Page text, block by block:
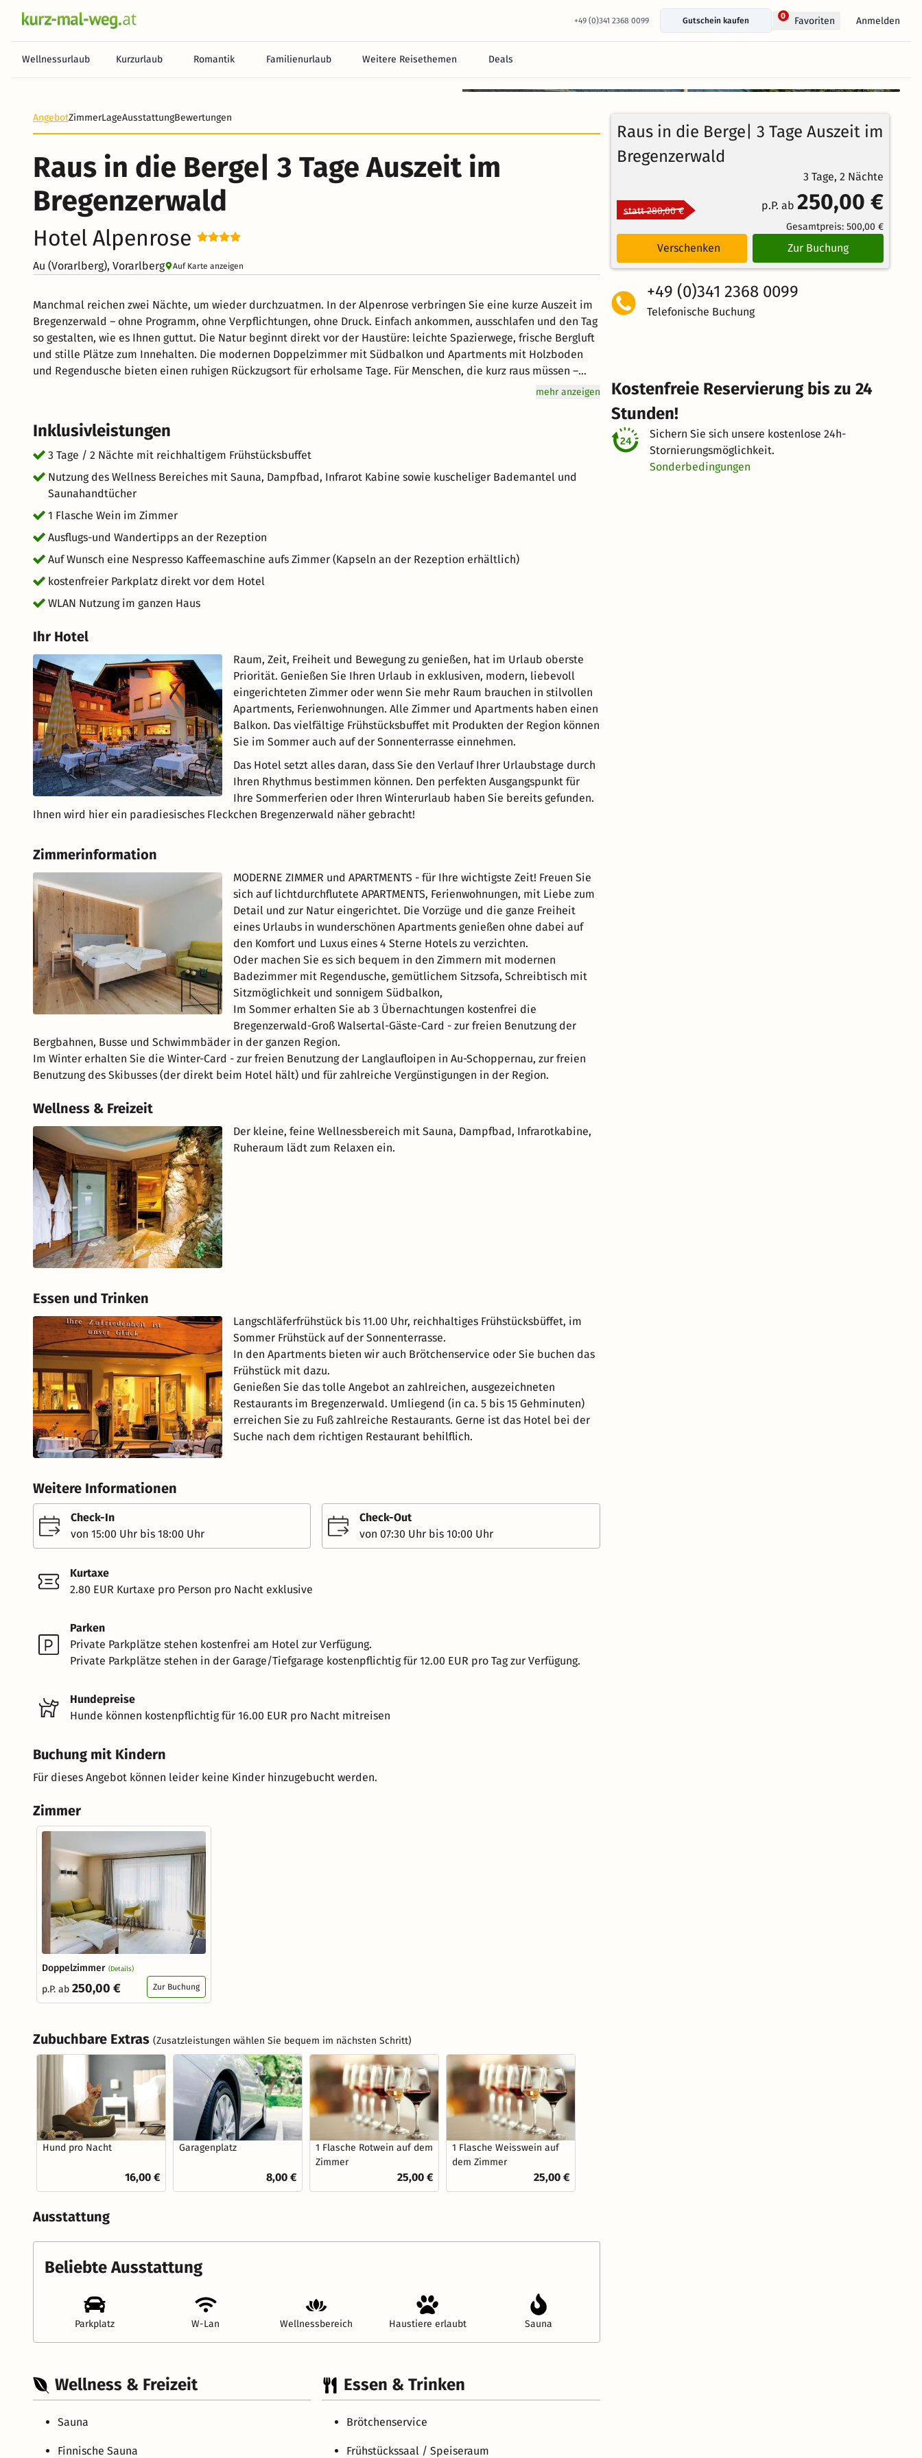
+49 (0)341 2368 0099 Gutschein kaufen
0 Favoriten Anmelden
Wellnessurlaub Kurzurlaub Romantik Familienurlaub Weitere Reisethemen Deals
Heute noch keine Zahlung erforderlich! Zahlen Sie bequem im Hotel. 100%
Weiterempfehlung
Bewertungen
4.5/5
AngebotZimmerLageAusstattungBewertungen
Raus in die Berge| 3 Tage Auszeit im
Bregenzerwald
Hotel Alpenrose
Au (Vorarlberg), Vorarlberg Auf Karte anzeigen
Manchmal reichen zwei Nächte, um wieder durchzuatmen. In der Alpenrose verbringen Sie eine kurze Auszeit im
Bregenzerwald – ohne Programm, ohne Verpflichtungen, ohne Druck. Einfach ankommen, ausschlafen und den Tag
so gestalten, wie es Ihnen guttut. Die Natur beginnt direkt vor der Haustüre: leichte Spazierwege, frische Bergluft
und stille Plätze zum Innehalten. Die modernen Doppelzimmer mit Südbalkon und Apartments mit Holzboden
und Regendusche bieten einen ruhigen Rückzugsort für erholsame Tage. Für Menschen, die kurz raus müssen –
mehr anzeigen
Inklusivleistungen
3 Tage / 2 Nächte mit reichhaltigem Frühstücksbuffet
Nutzung des Wellness Bereiches mit Sauna, Dampfbad, Infrarot Kabine sowie kuscheliger Bademantel und
Saunahandtücher
1 Flasche Wein im Zimmer
Ausflugs-und Wandertipps an der Rezeption
Auf Wunsch eine Nespresso Kaffeemaschine aufs Zimmer (Kapseln an der Rezeption erhältlich)
kostenfreier Parkplatz direkt vor dem Hotel
WLAN Nutzung im ganzen Haus
Ihr Hotel
Raum, Zeit, Freiheit und Bewegung zu genießen, hat im Urlaub oberste
Priorität. Genießen Sie Ihren Urlaub in exklusiven, modern, liebevoll
eingerichteten Zimmer oder wenn Sie mehr Raum brauchen in stilvollen
Apartments, Ferienwohnungen. Alle Zimmer und Apartments haben einen
Balkon. Das vielfältige Frühstücksbuffet mit Produkten der Region können
Sie im Sommer auch auf der Sonnenterrasse einnehmen.
Das Hotel setzt alles daran, dass Sie den Verlauf Ihrer Urlaubstage durch
Ihren Rhythmus bestimmen können. Den perfekten Ausgangspunkt für
Ihre Sommerferien oder Ihren Winterurlaub haben Sie bereits gefunden.
Ihnen wird hier ein paradiesisches Fleckchen Bregenzerwald näher gebracht!
Zimmerinformation
MODERNE ZIMMER und APARTMENTS - für Ihre wichtigste Zeit! Freuen Sie
sich auf lichtdurchflutete APARTMENTS, Ferienwohnungen, mit Liebe zum
Detail und zur Natur eingerichtet. Die Vorzüge und die ganze Freiheit
eines Urlaubs in wunderschönen Apartments genießen ohne dabei auf
den Komfort und Luxus eines 4 Sterne Hotels zu verzichten.
Oder machen Sie es sich bequem in den Zimmern mit modernen
Badezimmer mit Regendusche, gemütlichem Sitzsofa, Schreibtisch mit
Sitzmöglichkeit und sonnigem Südbalkon,
Im Sommer erhalten Sie ab 3 Übernachtungen kostenfrei die
Bregenzerwald-Groß Walsertal-Gäste-Card - zur freien Benutzung der
Bergbahnen, Busse und Schwimmbäder in der ganzen Region.
Im Winter erhalten Sie die Winter-Card - zur freien Benutzung der Langlaufloipen in Au-Schoppernau, zur freien
Benutzung des Skibusses (der direkt beim Hotel hält) und für zahlreiche Vergünstigungen in der Region.
Wellness & Freizeit
Der kleine, feine Wellnessbereich mit Sauna, Dampfbad, Infrarotkabine,
Ruheraum lädt zum Relaxen ein.
Essen und Trinken
Langschläferfrühstück bis 11.00 Uhr, reichhaltiges Frühstücksbüffet, im
Sommer Frühstück auf der Sonnenterrasse.
In den Apartments bieten wir auch Brötchenservice oder Sie buchen das
Frühstück mit dazu.
Genießen Sie das tolle Angebot an zahlreichen, ausgezeichneten
Restaurants im Bregenzerwald. Umliegend (in ca. 5 bis 15 Gehminuten)
erreichen Sie zu Fuß zahlreiche Restaurants. Gerne ist das Hotel bei der
Suche nach dem richtigen Restaurant behilflich.
Weitere Informationen
Check-In
von 15:00 Uhr bis 18:00 Uhr
Check-Out
von 07:30 Uhr bis 10:00 Uhr
Kurtaxe
2.80 EUR Kurtaxe pro Person pro Nacht exklusive
Parken
Private Parkplätze stehen kostenfrei am Hotel zur Verfügung.
Private Parkplätze stehen in der Garage/Tiefgarage kostenpflichtig für 12.00 EUR pro Tag zur Verfügung.
Hundepreise
Hunde können kostenpflichtig für 16.00 EUR pro Nacht mitreisen
Buchung mit Kindern
Für dieses Angebot können leider keine Kinder hinzugebucht werden.
Zimmer
Doppelzimmer (Details)
p.P. ab 250,00 € Zur Buchung
Zubuchbare Extras (Zusatzleistungen wählen Sie bequem im nächsten Schritt)
Hund pro Nacht
16,00 €
Garagenplatz
8,00 €
1 Flasche Rotwein auf dem
Zimmer
25,00 €
1 Flasche Weisswein auf
dem Zimmer
25,00 €
Ausstattung
Beliebte Ausstattung
Parkplatz W-Lan Wellnessbereich Haustiere erlaubt Sauna
Wellness & Freizeit
Sauna
Finnische Sauna
Essen & Trinken
Brötchenservice
Frühstückssaal / Speiseraum
Raus in die Berge| 3 Tage Auszeit im
Bregenzerwald
3 Tage, 2 Nächte
statt 280,00 € p.P. ab 250,00 €
Gesamtpreis: 500,00 €
Verschenken Zur Buchung
+49 (0)341 2368 0099
Telefonische Buchung
Kostenfreie Reservierung bis zu 24
Stunden!
Sichern Sie sich unsere kostenlose 24h-
Stornierungsmöglichkeit.
Sonderbedingungen